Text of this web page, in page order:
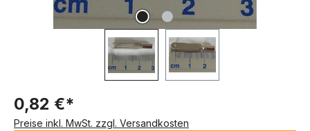
0,82 €*
Preise inkl. MwSt. zzgl. Versandkosten